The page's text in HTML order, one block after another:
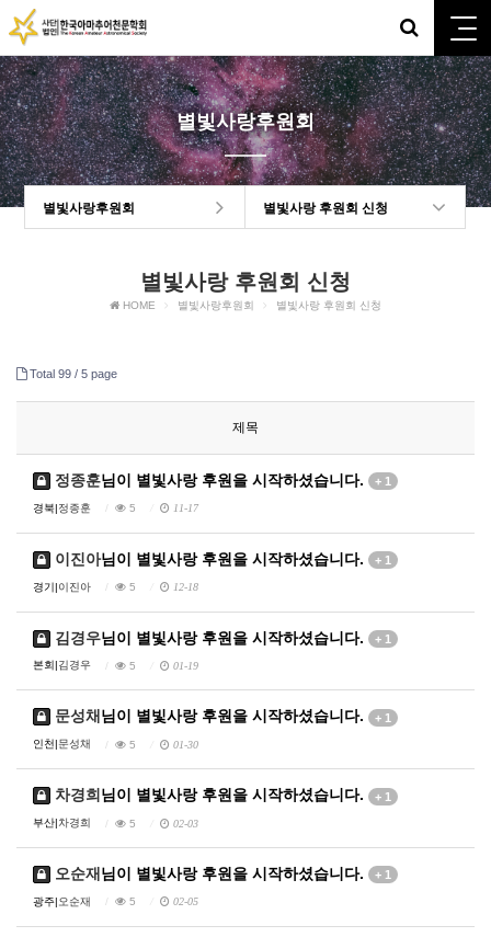
별빛사랑후원회
별빛사랑후원회 별빛사랑 후원회 신청
별빛사랑 후원회 신청
HOME 별빛사랑후원회 별빛사랑 후원회 신청
Total 99 / 5 page
제목
정종훈님이 별빛사랑 후원을 시작하셨습니다. + 1
경북|정종훈 5 11-17
이진아님이 별빛사랑 후원을 시작하셨습니다. + 1
경기|이진아 5 12-18
김경우님이 별빛사랑 후원을 시작하셨습니다. + 1
본회| 김경우 5 01-19
문성채 님이 별빛사랑 후원을 시작하셨습니다. + 1
인천|문성채 5 01-30
차경희 님이 별빛사랑 후원을 시작하셨습니다. + 1
부산|차경희 5 02-03
오순재 님이 별빛사랑 후원을 시작하셨습니다. + 1
광주|오순재 5 02-05